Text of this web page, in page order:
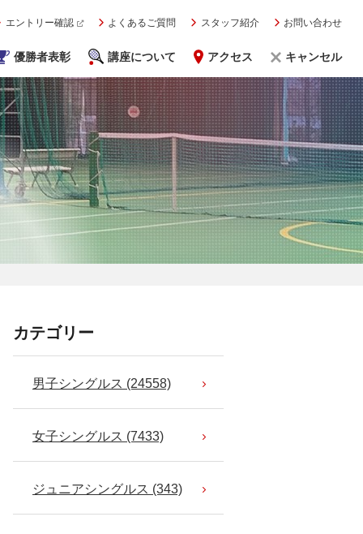
エントリー確認 よくあるご質問 スタッフ紹介 お問い合わせ
優勝者表彰 講座について アクセス キャンセル
カテゴリー
男子シングルス (24558)
女子シングルス (7433)
ジュニアシングルス (343)